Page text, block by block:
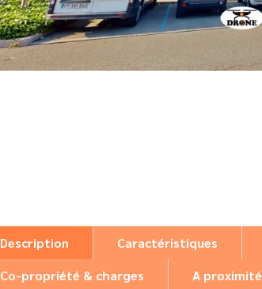
Description Caractéristiques
Co-propriété & charges
A proximité